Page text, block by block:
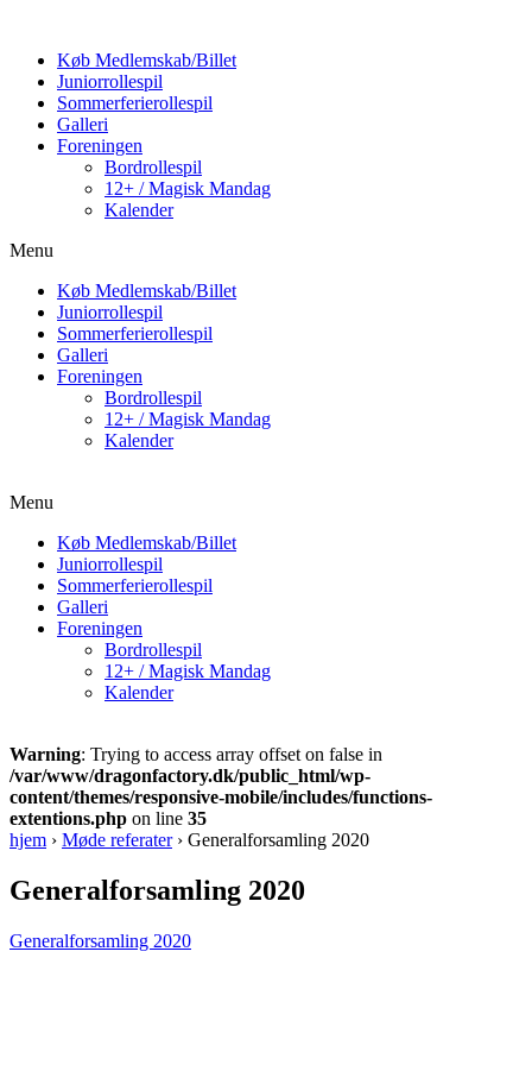
Køb Medlemskab/Billet
Juniorrollespil
Sommerferierollespil
Galleri
Foreningen
Bordrollespil
12+ / Magisk Mandag
Kalender
Menu
Køb Medlemskab/Billet
Juniorrollespil
Sommerferierollespil
Galleri
Foreningen
Bordrollespil
12+ / Magisk Mandag
Kalender
Menu
Køb Medlemskab/Billet
Juniorrollespil
Sommerferierollespil
Galleri
Foreningen
Bordrollespil
12+ / Magisk Mandag
Kalender
Warning: Trying to access array offset on false in
/var/www/dragonfactory.dk/public_html/wp-
content/themes/responsive-mobile/includes/functions-
extentions.php on line 35
hjem › Møde referater › Generalforsamling 2020
Generalforsamling 2020
Generalforsamling 2020